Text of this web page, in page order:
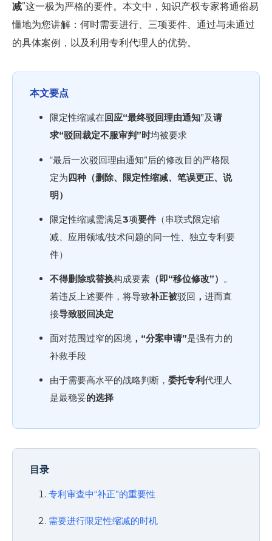
减”这一极为严格的要件。本文中，知识产权专家将通俗易
懂地为您讲解：何时需要进行、三项要件、通过与未通过
的具体案例，以及利用专利代理人的优势。
本文要点
限定性缩减在 回应“最终驳回理由通知”及请
求“驳回裁定不服审判”时均被要求
“最后一次驳回理由通知”后的修改目的严格限
定为四种（删除、限定性缩减、笔误更正、说
明）
限定性缩减需满足3项要件 （串联式限定缩
减、应用领域/技术问题的同一性、独立专利要
件）
不得删除或替换构成要素 （即“移位修改”） 。
若违反上述要件，将导致补正被驳回 ，进而直
接导致驳回决定
面对范围过窄的困境 ，“分案申请”是强有力的
补救手段
由于需要高水平的战略判断，委托专利代理人
是最稳妥的选择
目录
专利审查中“补正”的重要性
需要进行限定性缩减的时机